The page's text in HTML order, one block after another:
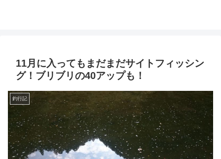
11月に入ってもまだまだサイトフィッシン
グ！ブリブリの40アップも！
釣行記